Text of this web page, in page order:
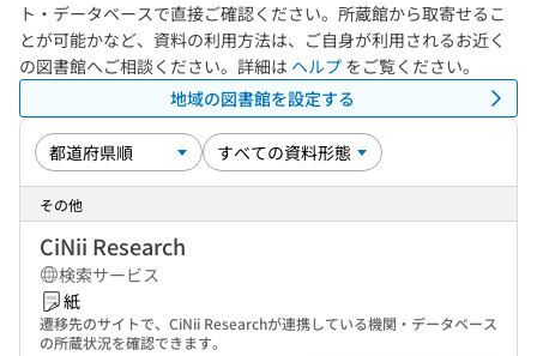
ト・データベースで直接ご確認ください。所蔵館から取寄せるこ
とが可能かなど、資料の利用方法は、ご自身が利用されるお近く
の図書館へご相談ください。詳細は ヘルプ をご覧ください。
地域の図書館を設定する
その他
CiNii Research
検索サービス
紙
遷移先のサイトで、CiNii Researchが連携している機関・データベース
の所蔵状況を確認できます。